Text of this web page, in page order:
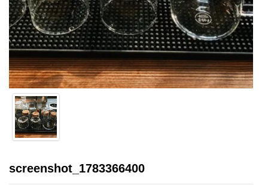
screenshot_1783366400